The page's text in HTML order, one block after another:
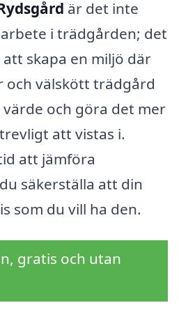
är det inte
i trädgården; det
skapa en miljö där
och välskött trädgård
och göra det mer
att vistas i.
att jämföra
säkerställa att din
som du vill ha den.
gratis och utan